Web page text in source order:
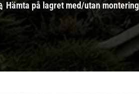
Hämta på lagret med/utan montering